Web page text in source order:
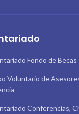
Fondo de Becas
Voluntario de
Conferencias,